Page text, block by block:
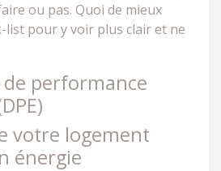
ou pas. Quoi de mieux
list pour y voir plus clair et ne
de performance
votre logement
énergie